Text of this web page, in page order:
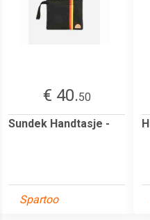
€ 40.50
Sundek Handtasje -
Spartoo